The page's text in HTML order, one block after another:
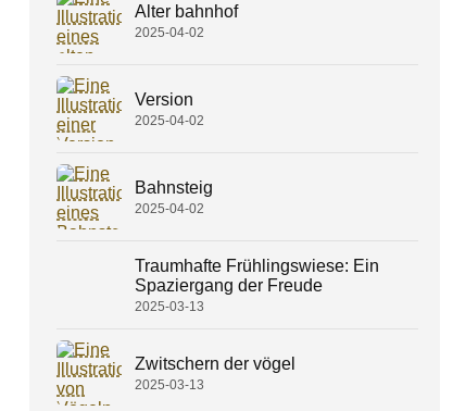
Alter bahnhof
2025-04-02
Version
2025-04-02
Bahnsteig
2025-04-02
Traumhafte Frühlingswiese: Ein
Spaziergang der Freude
2025-03-13
Zwitschern der vögel
2025-03-13